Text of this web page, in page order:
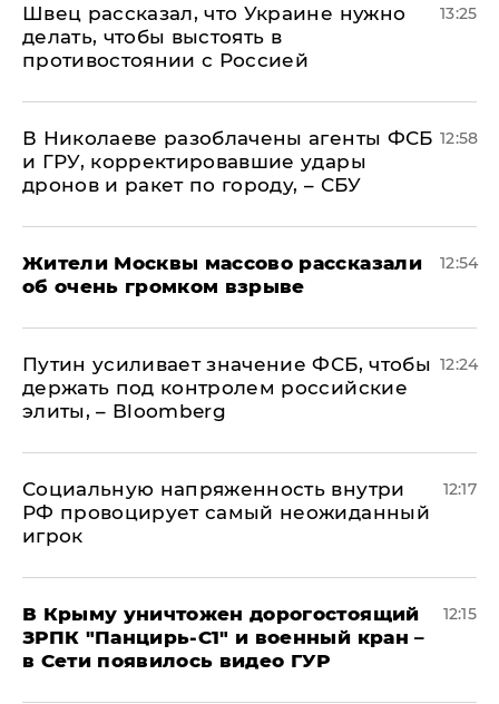
Швец рассказал, что Украине нужно
делать, чтобы выстоять в
противостоянии с Россией
13:25
В Николаеве разоблачены агенты ФСБ
и ГРУ, корректировавшие удары
дронов и ракет по городу, – СБУ
12:58
Жители Москвы массово рассказали
об очень громком взрыве
12:54
Путин усиливает значение ФСБ, чтобы
держать под контролем российские
элиты, – Bloomberg
12:24
Социальную напряженность внутри
РФ провоцирует самый неожиданный
игрок
12:17
В Крыму уничтожен дорогостоящий
ЗРПК "Панцирь-С1" и военный кран –
в Сети появилось видео ГУР
12:15